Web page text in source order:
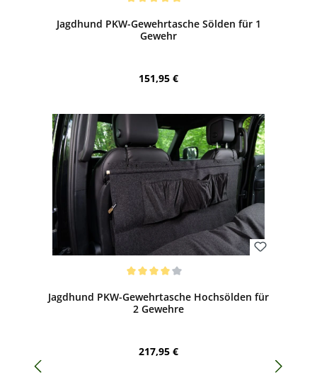
Jagdhund PKW-Gewehrtasche Sölden für 1
Gewehr
Regulärer Preis:
151,95 €
Jagdhund PKW-Gewehrtasche Hochsölden für
2 Gewehre
Regulärer Preis:
217,95 €